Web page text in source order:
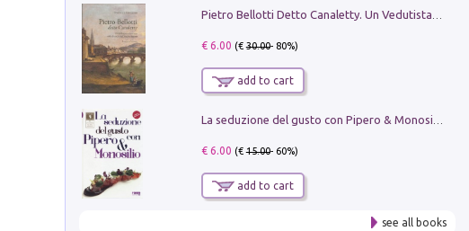
€ 6.00 (€30.00- 80%)
add to cart
€ 6.00 (€15.00- 60%)
add to cart
see all books